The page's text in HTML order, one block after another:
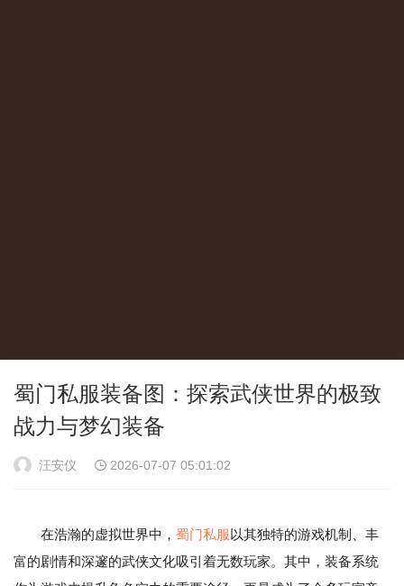
蜀门私服装备图：探索武侠世界的极致
战力与梦幻装备
汪安仪 2026-07-07 05:01:02
在浩瀚的虚拟世界中， 蜀门私服以其独特的游戏机制、丰
富的剧情和深邃的武侠文化吸引着无数玩家。其中，装备系统